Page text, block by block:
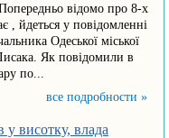
відомо про 8-х
, йдеться у повідомленні
Одеської міської
Лисака. Як повідомили в
по...
все подробности »
у висотку, влада